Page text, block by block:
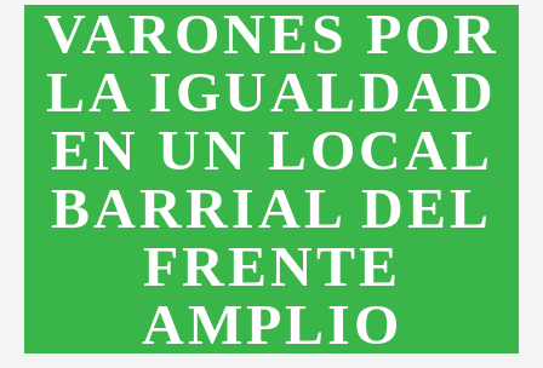
VARONES POR
LA IGUALDAD
EN UN LOCAL
BARRIAL DEL
FRENTE
AMPLIO